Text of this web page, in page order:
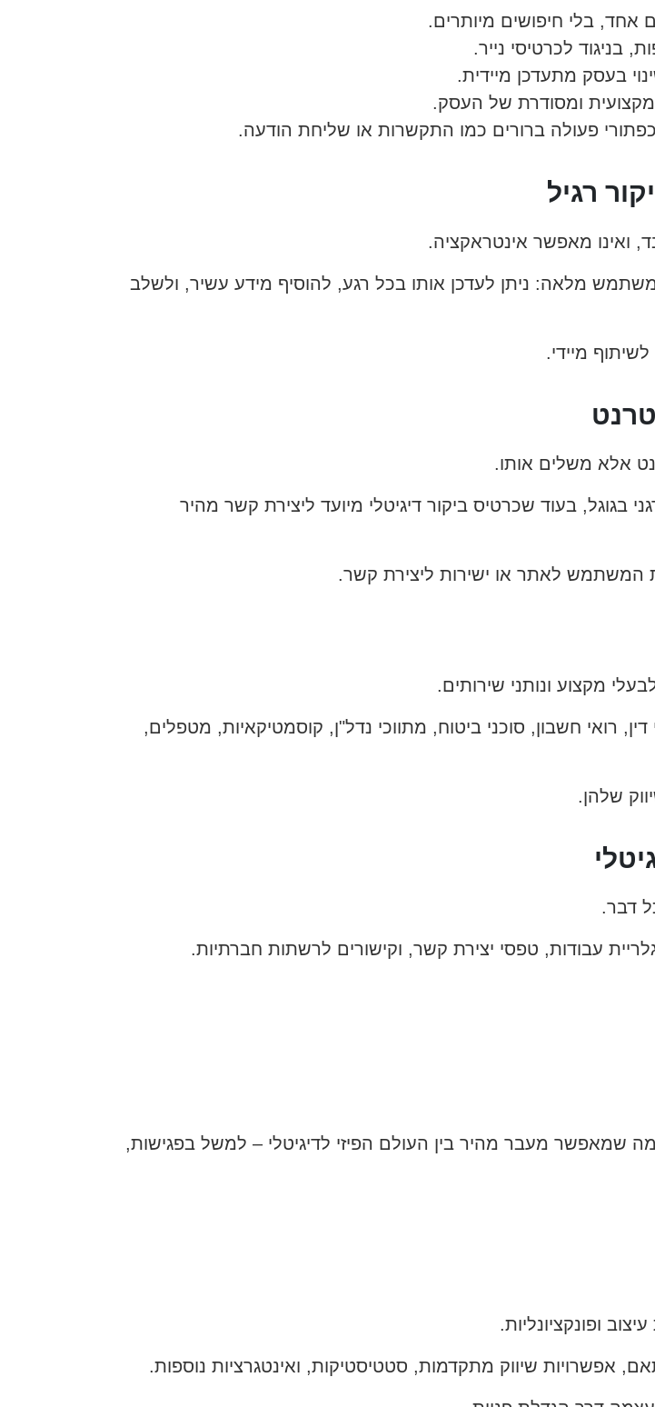
בלי חיפושים מיותרים.
בניגוד לכרטיסי נייר.
בעסק מתעדכן מיידית.
ומסודרת של העסק.
פעולה ברורים כמו התקשרות או שליחת הודעה.
רגיל
ואינו מאפשר אינטראקציה.
משתמש מלאה: ניתן לעדכן אותו בכל רגע, להוסיף מידע עשיר, ולשלב
מיידי.
אלא משלים אותו.
בגוגל, בעוד שכרטיס ביקור דיגיטלי מיועד ליצירת קשר מהיר
המשתמש לאתר או ישירות ליצירת קשר.
מקצוע ונותני שירותים.
רואי חשבון, סוכני ביטוח, מתווכי נדל"ן, קוסמטיקאיות, מטפלים,
שלהן.
דבר.
עבודות, טפסי יצירת קשר, וקישורים לרשתות חברתיות.
שמאפשר מעבר מהיר בין העולם הפיזי לדיגיטלי – למשל בפגישות,
ופונקציונליות.
אפשרויות שיווק מתקדמות, סטטיסטיקות, ואינטגרציות נוספות.